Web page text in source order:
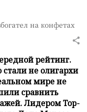
на конфетах
рейтинг.
стали не олигархи
мире не
сравнить
Лидером Top-